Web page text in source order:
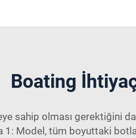
Boating
sahip olması gerektiğini
1: Model, tüm boyuttaki